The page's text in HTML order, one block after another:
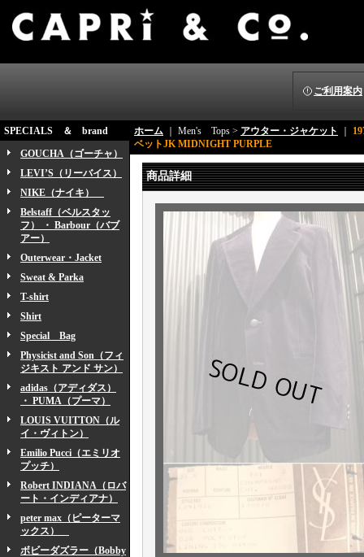
ご利用案内
SPECIALS ＆ brand
GOUCHA（ゴーチャ）
LEVI’S（リーバイス）
NIKE（ナイキ）
Belstaff（ベルスタッ
フ） ・ Barbour（バブ
アー）
Outerwear・Jacket
Sweat & Parka
T-shirt
Shirt
Special Bag
Physicist and Son（フィ
ジキスト アンド サン）
adidas（アディダス）
・ PUMA（プーマ）
LOUIS VUITTON（ル
イ・ヴィトン）
Emilio Pucci（エミリオ
プッチ）
Robert INDIANA（ロバ
ート・インディアナ）
peter max（ピーターマ
ックス）
ボビーダズラー（Bobby
ホーム ｜ Men's Tops > アウター・ジャケット
ベットJK MIDNIGHT PURPLE
商品詳細